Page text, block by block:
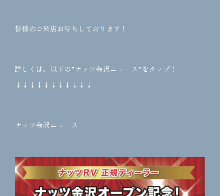
皆様のご来店お待ちしております！
詳しくは、以下の”ナッツ金沢ニュース”をタップ！
↓↓↓↓↓↓↓↓↓↓↓
ナッツ金沢ニュース